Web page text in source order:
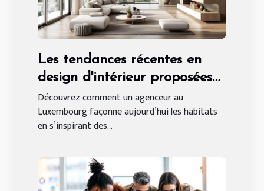
Les tendances récentes en
design d'intérieur proposées
par un agenceur au
Luxembourg
Découvrez comment un agenceur au
Luxembourg façonne aujourd’hui les habitats
en s’inspirant des...